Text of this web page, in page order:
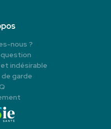
nous ?
indésirable
de garde